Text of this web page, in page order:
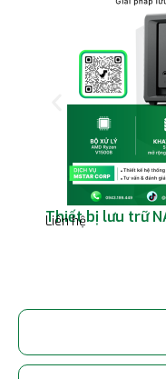
Thiết bị lưu trữ
Liên hệ